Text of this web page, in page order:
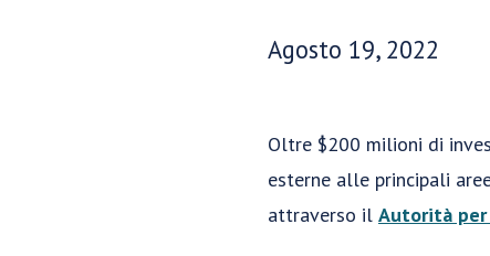
Data di pubblicazione:
Agosto 19, 2022
Oltre $200 milioni di
esterne alle principali
attraverso il Autorità